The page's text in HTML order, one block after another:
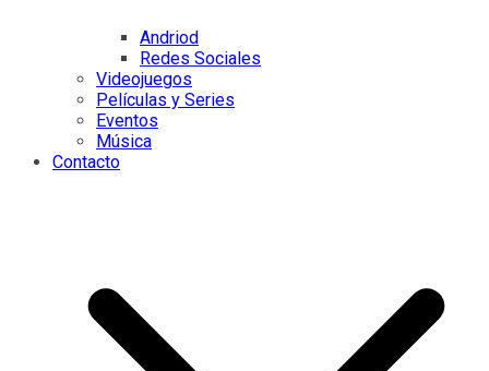
Andriod
Redes Sociales
Videojuegos
Películas y Series
Eventos
Música
Contacto